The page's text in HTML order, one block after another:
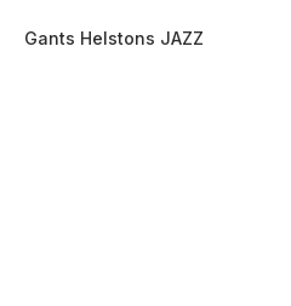
Gants Helstons JAZZ